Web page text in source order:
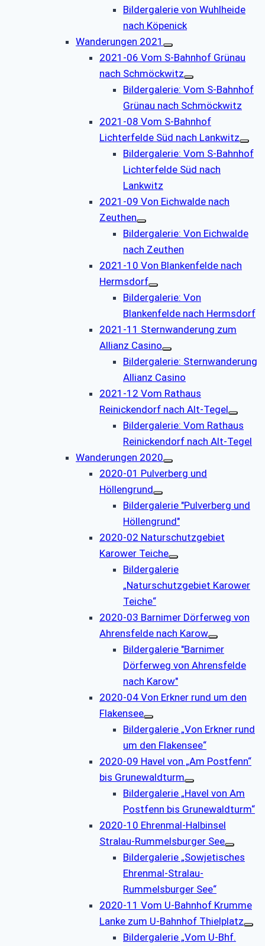
Bildergalerie von Wuhlheide
nach Köpenick
Wanderungen 2021
2021-06 Vom S-Bahnhof Grünau
nach Schmöckwitz
Bildergalerie: Vom S-Bahnhof
Grünau nach Schmöckwitz
2021-08 Vom S-Bahnhof
Lichterfelde Süd nach Lankwitz
Bildergalerie: Vom S-Bahnhof
Lichterfelde Süd nach
Lankwitz
2021-09 Von Eichwalde nach
Zeuthen
Bildergalerie: Von Eichwalde
nach Zeuthen
2021-10 Von Blankenfelde nach
Hermsdorf
Bildergalerie: Von
Blankenfelde nach Hermsdorf
2021-11 Sternwanderung zum
Allianz Casino
Bildergalerie: Sternwanderung
Allianz Casino
2021-12 Vom Rathaus
Reinickendorf nach Alt-Tegel
Bildergalerie: Vom Rathaus
Reinickendorf nach Alt-Tegel
Wanderungen 2020
2020-01 Pulverberg und
Höllengrund
Bildergalerie "Pulverberg und
Höllengrund"
2020-02 Naturschutzgebiet
Karower Teiche
Bildergalerie
„Naturschutzgebiet Karower
Teiche“
2020-03 Barnimer Dörferweg von
Ahrensfelde nach Karow
Bildergalerie "Barnimer
Dörferweg von Ahrensfelde
nach Karow"
2020-04 Von Erkner rund um den
Flakensee
Bildergalerie „Von Erkner rund
um den Flakensee“
2020-09 Havel von „Am Postfenn“
bis Grunewaldturm
Bildergalerie „Havel von Am
Postfenn bis Grunewaldturm“
2020-10 Ehrenmal-Halbinsel
Stralau-Rummelsburger See
Bildergalerie „Sowjetisches
Ehrenmal-Stralau-
Rummelsburger See“
2020-11 Vom U-Bahnhof Krumme
Lanke zum U-Bahnhof Thielplatz
Bildergalerie „Vom U-Bhf.